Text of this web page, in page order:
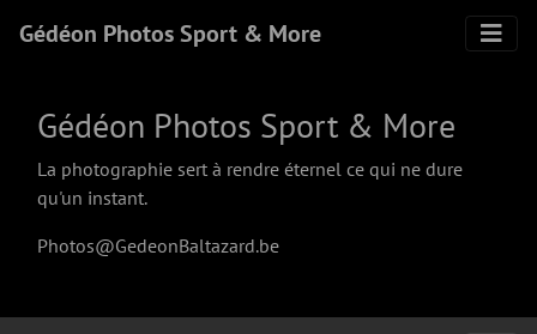
Gédéon Photos Sport & More
Gédéon Photos Sport & More
La photographie sert à rendre éternel ce qui ne dure
qu'un instant.
Photos@GedeonBaltazard.be